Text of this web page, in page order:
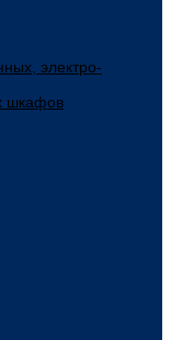
электро-
шкафов